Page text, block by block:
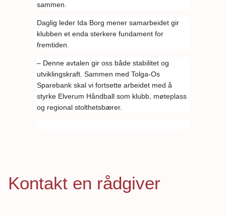
sammen.
Daglig leder Ida Borg mener samarbeidet gir
klubben et enda sterkere fundament for
fremtiden.
– Denne avtalen gir oss både stabilitet og
utviklingskraft. Sammen med Tolga-Os
Sparebank skal vi fortsette arbeidet med å
styrke Elverum Håndball som klubb, møteplass
og regional stolthetsbærer.
Kontakt en rådgiver